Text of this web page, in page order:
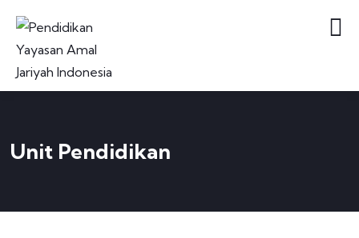
Unit Pendidikan